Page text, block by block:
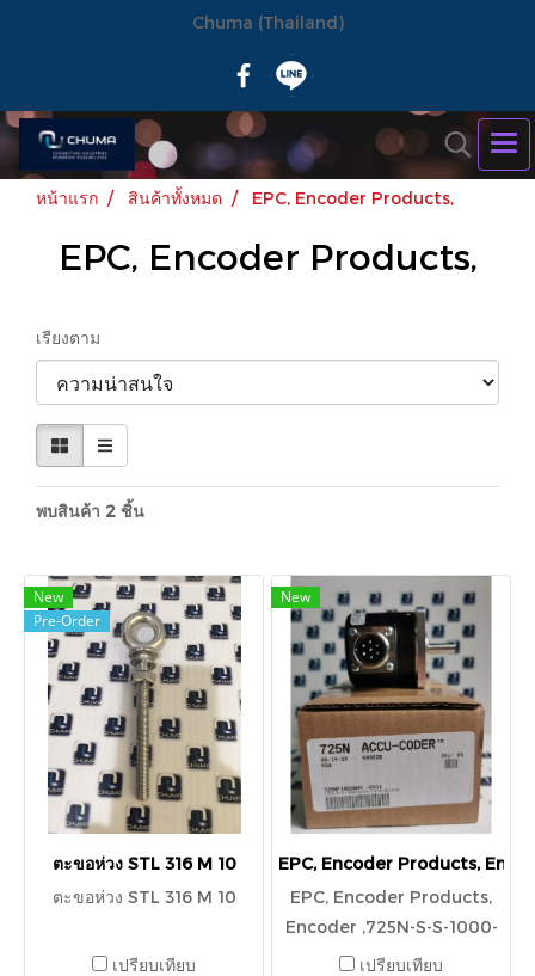
Chuma (Thailand)
หน้าแรก สินค้าทั้งหมด EPC, Encoder Products,
EPC, Encoder Products,
เรียงตาม
พบสินค้า 2 ชิ้น
New
Pre-Order
ตะขอห่วง STL 316 M 10
ตะขอห่วง STL 316 M 10
เปรียบเทียบ
New
EPC, Encoder Products,
EPC, Encoder Products,
Encoder ,725N-S-S-1000-
Q-HV-1-F-N-SY-N-N
เปรียบเทียบ